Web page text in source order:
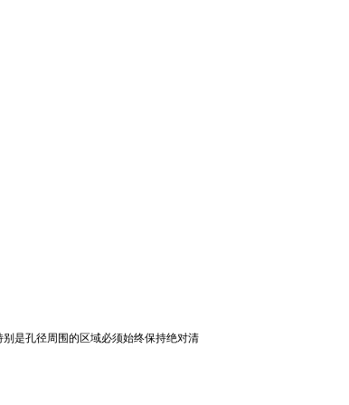
是孔径周围的区域必须始终保持绝对清